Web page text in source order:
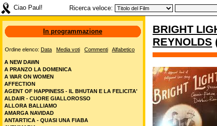
Ciao Paul! Ricerca veloce:
BRIGHT
REYNOLDS
In programmazione
Ordine elenco: Data Media voti Commenti Alfabetico
A NEW DAWN
A PRANZO LA DOMENICA
A WAR ON WOMEN
AFFECTION
AGENT OF HAPPINESS - IL BHUTAN E LA FELICITA'
ALDAIR - CUORE GIALLOROSSO
ALLORA BALLIAMO
AMARGA NAVIDAD
ANTARTICA - QUASI UNA FIABA